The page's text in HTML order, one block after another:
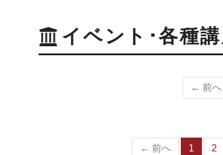
イベント･各種
← 前へ
← 前へ 1
（こ
2